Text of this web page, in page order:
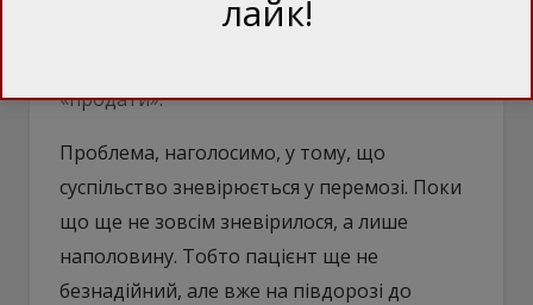
шукати цьому альтернативу, то треба
«продати».
Проблема, наголосимо, у тому, що
суспільство зневірюється у перемозі. Поки
що ще не зовсім зневірилося, а лише
наполовину. Тобто пацієнт ще не
безнадійний, але вже на півдорозі до
лайк!